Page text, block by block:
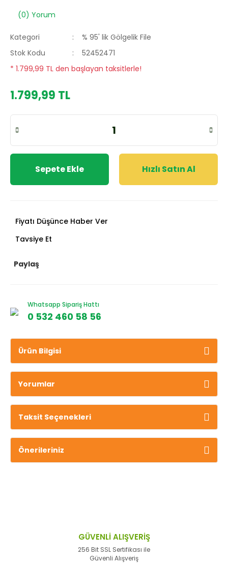
(0) Yorum
Kategori
% 95' lik Gölgelik File
Stok Kodu
52452471
* 1.799,99 TL den başlayan taksitlerle!
1.799,99 TL
Sepete Ekle Hızlı Satın Al
Fiyatı Düşünce Haber Ver
Tavsiye Et
Paylaş
Whatsapp Sipariş Hattı
0 532 460 58 56
Ürün Bilgisi
Yorumlar
Taksit Seçenekleri
Önerileriniz
GÜVENLİ ALIŞVERİŞ
256 Bit SSL Sertifikası ile
Güvenli Alışveriş